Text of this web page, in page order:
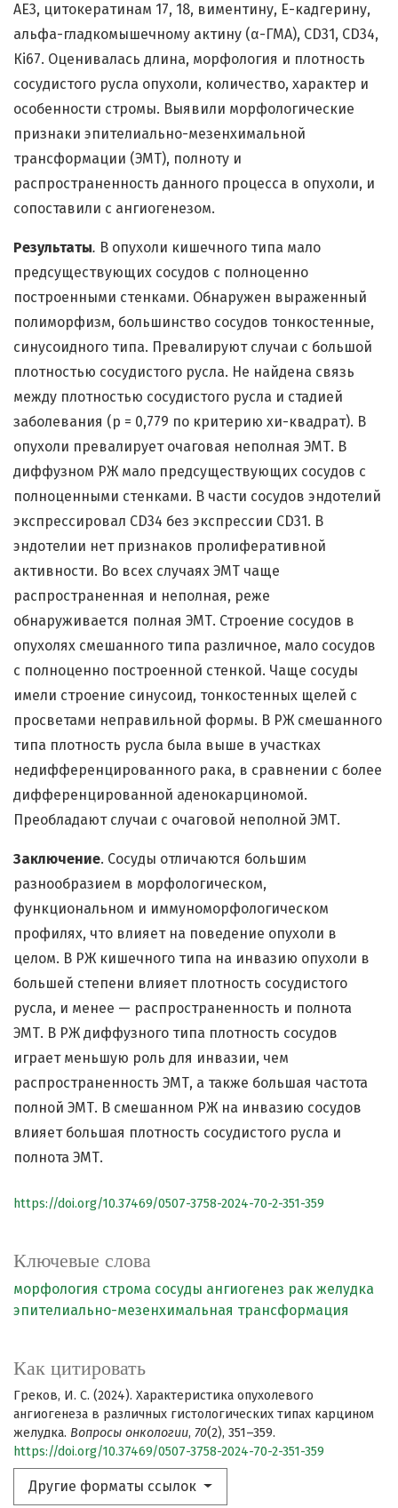
Ключевые слова
морфология строма сосуды ангиогенез рак желудка
эпителиально-мезенхимальная трансформация
Как цитировать
Греков, И. С. (2024). Характеристика опухолевого
ангиогенеза в различных гистологических типах карцином
желудка. Вопросы онкологии, 70(2), 351–359.
https://doi.org/10.37469/0507-3758-2024-70-2-351-359
Другие форматы ссылок
АЕ3, цитокератинам 17, 18, виментину, E-кадгерину,
альфа-гладкомышечному актину (α-ГМА), CD31, CD34,
Кі67. Оценивалась длина, морфология и плотность
сосудистого русла опухоли, количество, характер и
особенности стромы. Выявили морфологические
признаки эпителиально-мезенхимальной
трансформации (ЭМТ), полноту и
распространенность данного процесса в опухоли, и
сопоставили с ангиогенезом.
Результаты. В опухоли кишечного типа мало
предсуществующих сосудов с полноценно
построенными стенками. Обнаружен выраженный
полиморфизм, большинство сосудов тонкостенные,
синусоидного типа. Превалируют случаи с большой
плотностью сосудистого русла. Не найдена связь
между плотностью сосудистого русла и стадией
заболевания (р = 0,779 по критерию хи-квадрат). В
опухоли превалирует очаговая неполная ЭМТ. В
диффузном РЖ мало предсуществующих сосудов с
полноценными стенками. В части сосудов эндотелий
экспрессировал CD34 без экспрессии CD31. В
эндотелии нет признаков пролиферативной
активности. Во всех случаях ЭМТ чаще
распространенная и неполная, реже
обнаруживается полная ЭМТ. Строение сосудов в
опухолях смешанного типа различное, мало сосудов
с полноценно построенной стенкой. Чаще сосуды
имели строение синусоид, тонкостенных щелей с
просветами неправильной формы. В РЖ смешанного
типа плотность русла была выше в участках
недифференцированного рака, в сравнении с более
дифференцированной аденокарциномой.
Преобладают случаи с очаговой неполной ЭМТ.
Заключение. Сосуды отличаются большим
разнообразием в морфологическом,
функциональном и иммуноморфологическом
профилях, что влияет на поведение опухоли в
целом. В РЖ кишечного типа на инвазию опухоли в
большей степени влияет плотность сосудистого
русла, и менее — распространенность и полнота
ЭМТ. В РЖ диффузного типа плотность сосудов
играет меньшую роль для инвазии, чем
распространенность ЭМТ, а также большая частота
полной ЭМТ. В смешанном РЖ на инвазию сосудов
влияет большая плотность сосудистого русла и
полнота ЭМТ.
https://doi.org/10.37469/0507-3758-2024-70-2-351-359